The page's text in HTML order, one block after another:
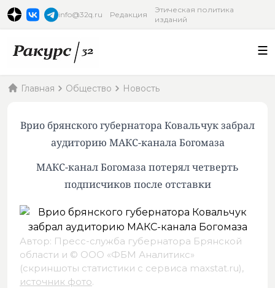
info@32q.ru Редакция
Этическая политика
изданий
Главная Общество Новость
Врио брянского губернатора Ковальчук забрал
аудиторию МАКС-канала Богомаза
МАКС-канал Богомаза потерял четверть
подписчиков после отставки
Автор: Пресс-служба губернатора Брянской
области и © ООО «ФБМ Аналитикс»
(скриншоты статистики с сервиса maxstat.ru),
источник фото.